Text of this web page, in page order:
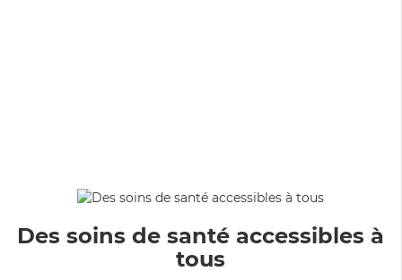
Des soins de santé accessibles à
tous